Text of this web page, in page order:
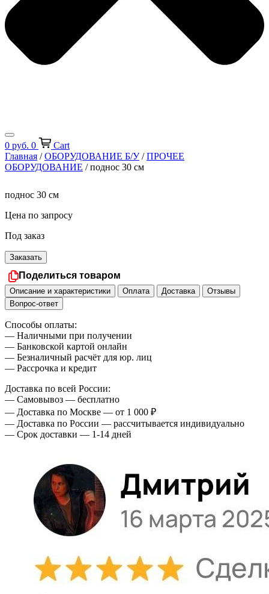
0 руб. 0
Cart
Главная /ОБОРУДОВАНИЕ Б/У/ПРОЧЕЕ
ОБОРУДОВАНИЕ / поднос 30 см
поднос 30 см
Цена по запросу
Под заказ
Заказать
Поделиться товаром
Описание и характеристики Оплата Доставка
Отзывы
Вопрос-ответ
Способы оплаты:
— Наличными при получении
— Банковской картой онлайн
— Безналичный расчёт для юр. лиц
— Рассрочка и кредит
Доставка по всей России:
— Самовывоз — бесплатно
— Доставка по Москве — от 1 000 ₽
— Доставка по России — рассчитывается индивидуально
— Срок доставки — 1-14 дней